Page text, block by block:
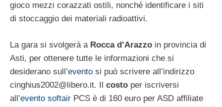
gioco mezzi corazzati ostili, nonché identificare i siti
di stoccaggio dei materiali radioattivi.
La gara si svolgerà a Rocca d’Arazzo in provincia di
Asti, per ottenere tutte le informazioni che si
desiderano sull’evento si può scrivere all’indirizzo
cinghius2002@libero.it. Il costo per iscriversi
all’evento softair PCS è di 160 euro per ASD affiliate